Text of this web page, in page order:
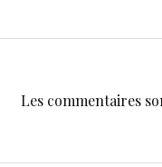
Les commentaires